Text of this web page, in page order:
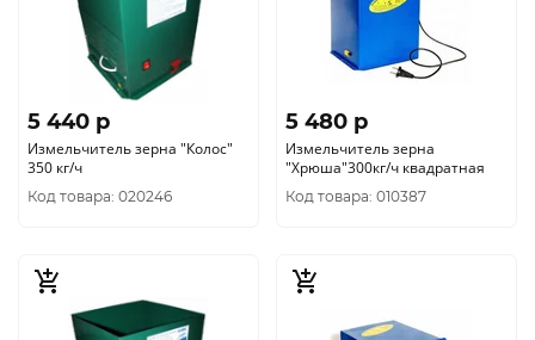
5 440 p
Измельчитель зерна "Колос"
350 кг/ч
Код товара: 020246
5 480 p
Измельчитель зерна
"Хрюша"300кг/ч квадратная
Код товара: 010387